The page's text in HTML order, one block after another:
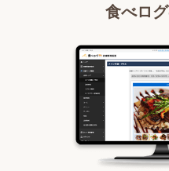
食べロ